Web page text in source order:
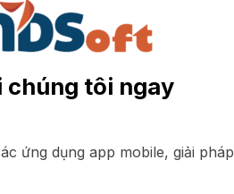
chúng tôi ngay
ứng dụng app mobile, giải pháp